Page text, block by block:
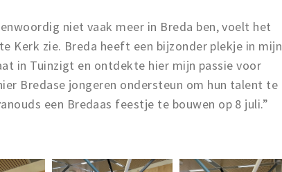
niet vaak meer in Breda ben, voelt het
Kerk zie. Breda heeft een bijzonder plekje in mijn
in Tuinzigt en ontdekte hier mijn passie voor
Bredase jongeren ondersteun om hun talent te
een Bredaas feestje te bouwen op 8 juli.”